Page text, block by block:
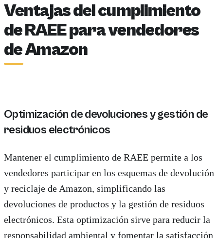
Ventajas del cumplimiento
de RAEE para vendedores
de Amazon
Optimización de devoluciones y gestión de
residuos electrónicos
Mantener el cumplimiento de RAEE permite a los
vendedores participar en los esquemas de devolución
y reciclaje de Amazon, simplificando las
devoluciones de productos y la gestión de residuos
electrónicos. Esta optimización sirve para reducir la
responsabilidad ambiental y fomentar la satisfacción